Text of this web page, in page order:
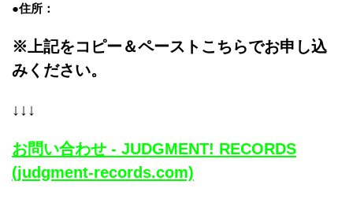
●住所：
※上記をコピー＆ペーストこちらでお申し込
みください。
↓↓↓
お問い合わせ - JUDGMENT! RECORDS
(judgment-records.com)